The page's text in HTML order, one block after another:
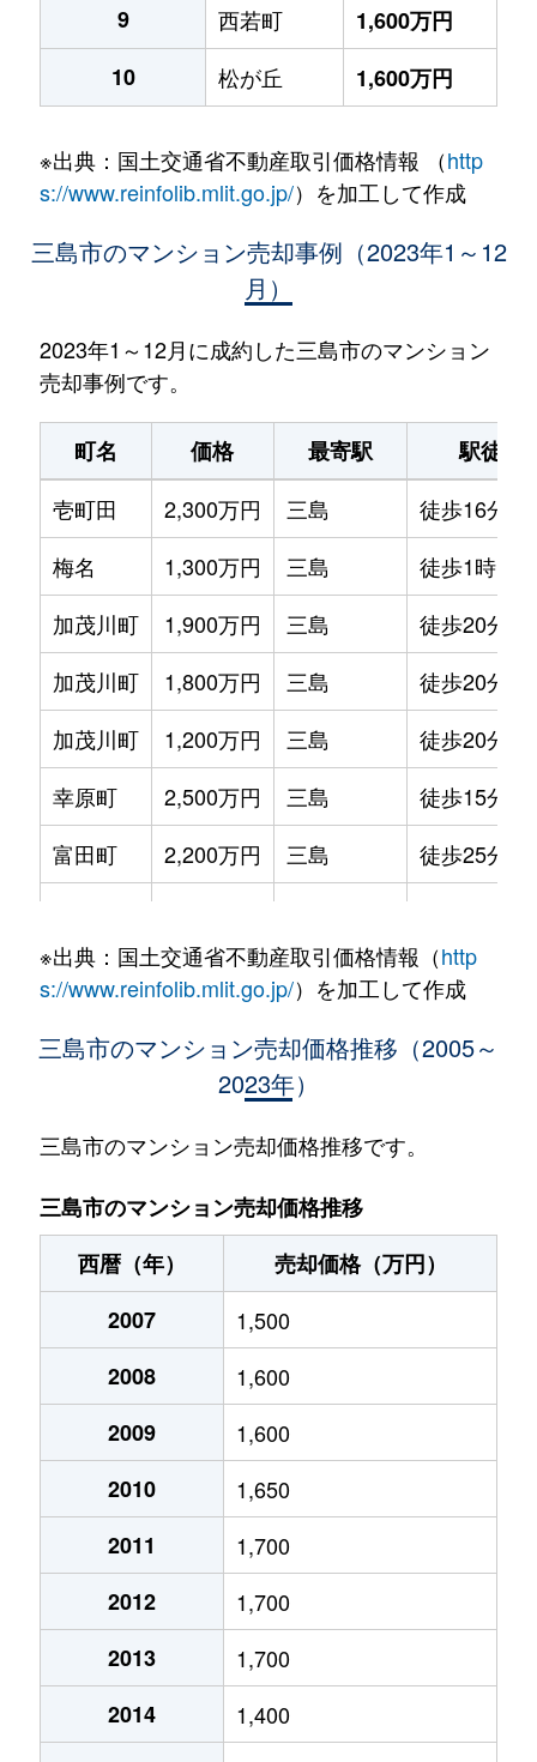
9
西若町
1,600万円
10
松が丘 1,600万円
※出典：国土交通省不動産取引価格情報 （http
s://www.reinfolib.mlit.go.jp/）を加工して作成
三島市のマンション売却事例（2023年1～12
月）
2023年1～12月に成約した三島市のマンション
売却事例です。
町名 価格 最寄駅
駅徒歩
壱町田
2,300万円 三島
徒歩16分
梅名
1,300万円 三島
徒歩1時間
加茂川町
1,900万円 三島
徒歩20分
加茂川町
1,800万円 三島
徒歩20分
加茂川町
1,200万円 三島
徒歩20分
幸原町
2,500万円 三島
徒歩15分
富田町
2,200万円 三島
徒歩25分
中
1,400万円 三島
徒歩45分
1,000万円 三島
西若町
1,600万円 三島
萩
1,500万円 三島
東本町
1,800万円 三島
徒歩19分
広小路町
3,400万円 三島
広小路町
1,700万円 三島広小路
文教町
3,000万円 三島
文教町
3,400万円 三島
4,600万円 三島
松が丘
1,600万円 三島
南田町
110万円 三島田町
※出典：国土交通省不動産取引価格情報（http
s://www.reinfolib.mlit.go.jp/）を加工して作成
三島市のマンション売却価格推移（2005～
2023年）
三島市のマンション売却価格推移です。
三島市のマンション売却価格推移
西暦（年）
売却価格（万円）
2007
1,500
2008
1,600
2009
1,600
2010
1,650
2011
1,700
2012
1,700
2013
1,700
2014
1,400